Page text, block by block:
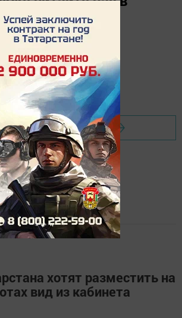
на страницу новости
хотят разместить на
вид из кабинета